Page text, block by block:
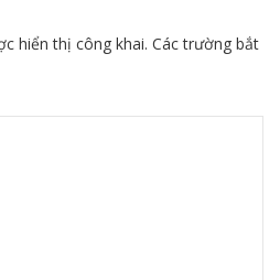
hiển thị công khai. Các trường bắt